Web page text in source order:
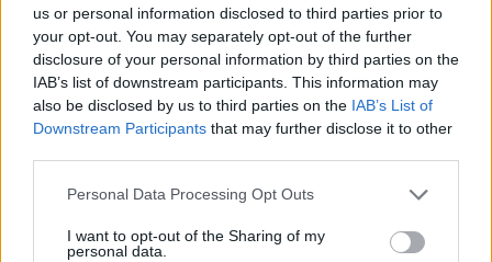
us or personal information disclosed to third parties prior to
your opt-out. You may separately opt-out of the further
disclosure of your personal information by third parties on the
IAB’s list of downstream participants. This information may
also be disclosed by us to third parties on the IAB’s List of
Downstream Participants that may further disclose it to other
Please note that this website/app uses one or more Google
not limited to your visit or usage behaviour. You may click to
grant or deny consent to Google and its third-party tags to
Personal Data Processing Opt Outs
I want to opt-out of the Sharing of my
personal data.
22/05/2022 - 13:42
Αυτοκτονία 14χρονου: Τι φέρεται
να είπε η μητέρα του στην ΕΛΑΣ –